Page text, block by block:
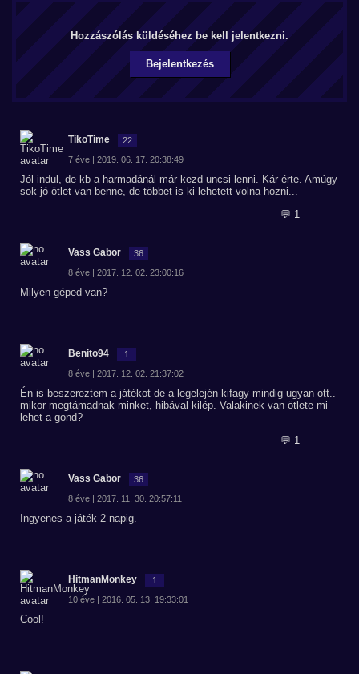
Hozzászólás küldéséhez be kell jelentkezni.
Bejelentkezés
TikoTime 22
7 éve | 2019. 06. 17. 20:38:49
Jól indul, de kb a harmadánál már kezd uncsi lenni. Kár érte. Amúgy
sok jó ötlet van benne, de többet is ki lehetett volna hozni...
💬 1
Vass Gabor 36
8 éve | 2017. 12. 02. 23:00:16
Milyen géped van?
Benito94 1
8 éve | 2017. 12. 02. 21:37:02
Én is beszereztem a játékot de a legelején kifagy mindig ugyan ott..
mikor megtámadnak minket, hibával kilép. Valakinek van ötlete mi
lehet a gond?
💬 1
Vass Gabor 36
8 éve | 2017. 11. 30. 20:57:11
Ingyenes a játék 2 napig.
HitmanMonkey 1
10 éve | 2016. 05. 13. 19:33:01
Cool!